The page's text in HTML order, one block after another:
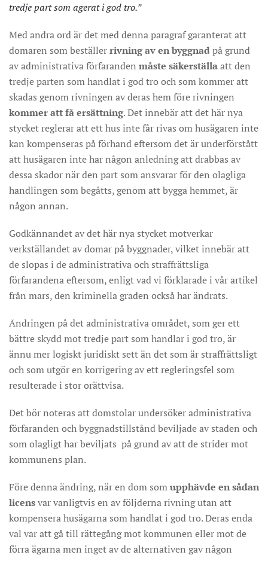
tredje part som agerat i god tro.”
Med andra ord är det med denna paragraf garanterat att
domaren som beställerrivning av en byggnadpå grund
av administrativa förfaranden måste säkerställaatt den
tredje parten som handlat i god tro och som kommer att
skadas genom rivningen av deras hem före rivningen
kommer att få ersättning. Det innebär att det här nya
stycket reglerar att ett hus inte får rivas om husägaren inte
kan kompenseras på förhand eftersom det är underförstått
att husägaren inte har någon anledning att drabbas av
dessa skador när den part som ansvarar för den olagliga
handlingen som begåtts, genom att bygga hemmet, är
någon annan.
Godkännandet av det här nya stycket motverkar
verkställandet av domar på byggnader, vilket innebär att
de slopas i de administrativa och straffrättsliga
förfarandena eftersom, enligt vad vi förklarade i vår artikel
från mars, den kriminella graden också har ändrats.
Ändringen på det administrativa området, som ger ett
bättre skydd mot tredje part som handlar i god tro, är
ännu mer logiskt juridiskt sett än det som är straffrättsligt
och som utgör en korrigering av ett regleringsfel som
resulterade i stor orättvisa.
Det bör noteras att domstolar undersöker administrativa
förfaranden och byggnadstillstånd beviljade av staden och
som olagligt har beviljats ​ på grund av att de strider mot
kommunens plan.
Före denna ändring, när en dom somupphävde en sådan
licensvar vanligtvis en av följderna rivning utan att
kompensera husägarna som handlat i god tro. Deras enda
val var att gå till rättegång mot kommunen eller mot de
förra ägarna men inget av de alternativen gav någon